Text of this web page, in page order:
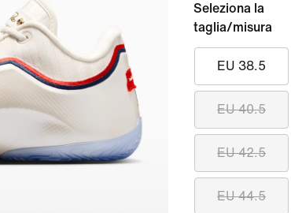
Seleziona la
taglia/misura
EU 38.5
EU 40.5
EU 42.5
EU 44.5